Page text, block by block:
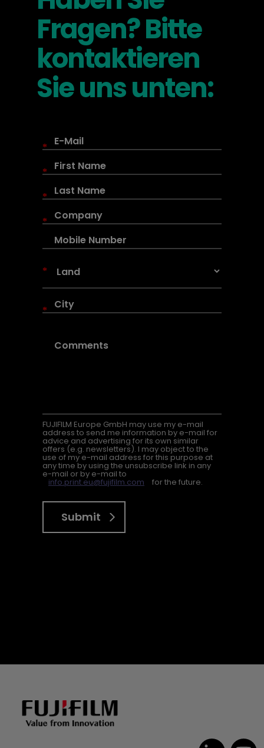
Fragen? Bitte
kontaktieren
Sie uns unten:
*
*
*
*
*
*
FUJIFILM Europe GmbH may use my e-mail
address to send me information by e-mail for
advice and advertising for its own similar
offers (e.g. newsletters). I may object to the
use of my e-mail address for this purpose at
any time by using the unsubscribe link in any
e-mail or by e-mail to
info.print.eu@fujifilm.com for the future.
Submit